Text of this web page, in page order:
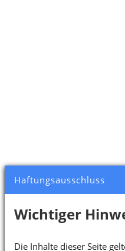
Haftungsausschluss
Wichtiger
Die Inhalte dieser Seite